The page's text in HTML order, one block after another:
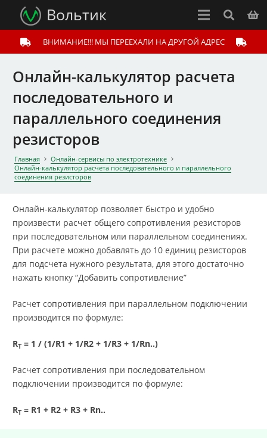
Вольтик
ВНИМАНИЕ!!! МЫ ПЕРЕЕХАЛИ НА ДРУГОЙ АДРЕС
Онлайн-калькулятор расчета
последовательного и
параллельного соединения
резисторов
Главная
Онлайн-сервисы по электротехнике
Онлайн-калькулятор расчета последовательного и параллельного
соединения резисторов
Онлайн-калькулятор позволяет быстро и удобно
произвести расчет общего сопротивления резисторов
при последовательном или параллельном соединениях.
При расчете можно добавлять до 10 единиц резисторов
для подсчета нужного результата, для этого достаточно
нажать кнопку “Добавить сопротивление”
Расчет сопротивления при параллельном подключении
производится по формуле:
RT= 1 / (1/R1 + 1/R2 + 1/R3 + 1/Rn..)
Расчет сопротивления при последовательном
подключении производится по формуле:
RT= R1 + R2 + R3 + Rn..